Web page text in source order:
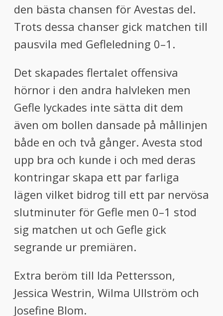
den bästa chansen för Avestas del.
Trots dessa chanser gick matchen till
pausvila med Gefleledning 0–1.
Det skapades flertalet offensiva
hörnor i den andra halvleken men
Gefle lyckades inte sätta dit dem
även om bollen dansade på mållinjen
både en och två gånger. Avesta stod
upp bra och kunde i och med deras
kontringar skapa ett par farliga
lägen vilket bidrog till ett par nervösa
slutminuter för Gefle men 0–1 stod
sig matchen ut och Gefle gick
segrande ur premiären.
Extra beröm till Ida Pettersson,
Jessica Westrin, Wilma Ullström och
Josefine Blom.